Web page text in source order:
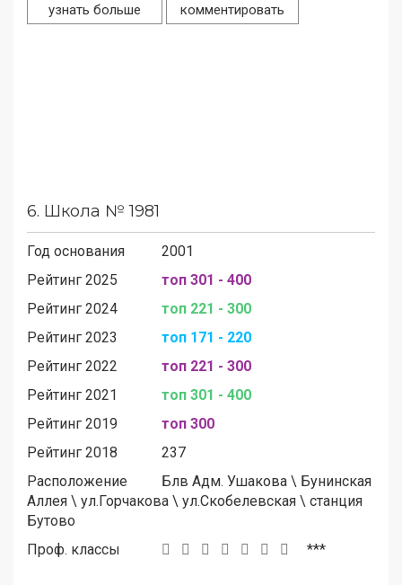
узнать больше комментировать
6. Школа № 1981
Год основания
2001
Рейтинг 2025
топ 301 - 400
Рейтинг 2024
топ 221 - 300
Рейтинг 2023
топ 171 - 220
Рейтинг 2022
топ 221 - 300
Рейтинг 2021
топ 301 - 400
Рейтинг 2019
топ 300
Рейтинг 2018
237
Расположение
Блв Адм. Ушакова \ Бунинская
Аллея \ ул.Горчакова \ ул.Скобелевская \ станция
Бутово
Проф. классы
***